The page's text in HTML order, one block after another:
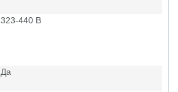
323-440 В
Да